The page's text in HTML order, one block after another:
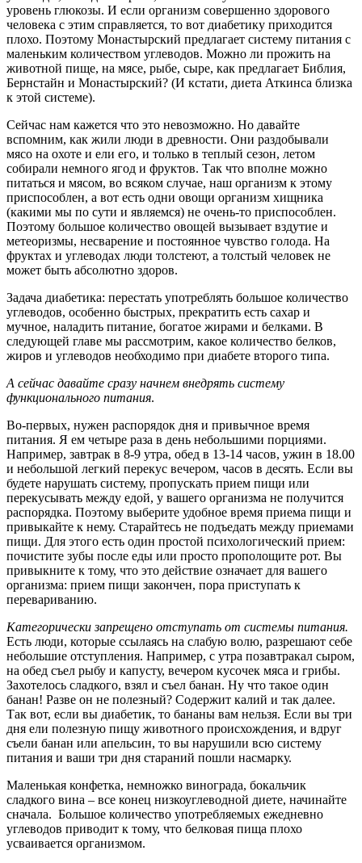
уровень глюкозы. И если организм совершенно здорового
человека с этим справляется, то вот диабетику приходится
плохо. Поэтому Монастырский предлагает систему питания с
маленьким количеством углеводов. Можно ли прожить на
животной пище, на мясе, рыбе, сыре, как предлагает Библия,
Бернстайн и Монастырский? (И кстати, диета Аткинса близка
к этой системе).
Сейчас нам кажется что это невозможно. Но давайте
вспомним, как жили люди в древности. Они раздобывали
мясо на охоте и ели его, и только в теплый сезон, летом
собирали немного ягод и фруктов. Так что вполне можно
питаться и мясом, во всяком случае, наш организм к этому
приспособлен, а вот есть одни овощи организм хищника
(какими мы по сути и являемся) не очень-то приспособлен.
Поэтому большое количество овощей вызывает вздутие и
метеоризмы, несварение и постоянное чувство голода. На
фруктах и углеводах люди толстеют, а толстый человек не
может быть абсолютно здоров.
Задача диабетика: перестать употреблять большое количество
углеводов, особенно быстрых, прекратить есть сахар и
мучное, наладить питание, богатое жирами и белками. В
следующей главе мы рассмотрим, какое количество белков,
жиров и углеводов необходимо при диабете второго типа.
А сейчас давайте сразу начнем внедрять систему
функционального питания.
Во-первых, нужен распорядок дня и привычное время
питания. Я ем четыре раза в день небольшими порциями.
Например, завтрак в 8-9 утра, обед в 13-14 часов, ужин в 18.00
и небольшой легкий перекус вечером, часов в десять. Если вы
будете нарушать систему, пропускать прием пищи или
перекусывать между едой, у вашего организма не получится
распорядка. Поэтому выберите удобное время приема пищи и
привыкайте к нему. Старайтесь не подъедать между приемами
пищи. Для этого есть один простой психологический прием:
почистите зубы после еды или просто прополощите рот. Вы
привыкните к тому, что это действие означает для вашего
организма: прием пищи закончен, пора приступать к
перевариванию.
Категорически запрещено отступать от системы питания.
Есть люди, которые ссылаясь на слабую волю, разрешают себе
небольшие отступления. Например, с утра позавтракал сыром,
на обед съел рыбу и капусту, вечером кусочек мяса и грибы.
Захотелось сладкого, взял и съел банан. Ну что такое один
банан! Разве он не полезный? Содержит калий и так далее.
Так вот, если вы диабетик, то бананы вам нельзя. Если вы три
дня ели полезную пищу животного происхождения, и вдруг
съели банан или апельсин, то вы нарушили всю систему
питания и ваши три дня стараний пошли насмарку.
Маленькая конфетка, немножко винограда, бокальчик
сладкого вина – все конец низкоуглеводной диете, начинайте
сначала. Большое количество употребляемых ежедневно
углеводов приводит к тому, что белковая пища плохо
усваивается организмом.